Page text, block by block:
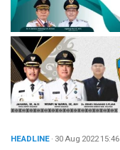
HEADLINE· 30 Aug 202215:46